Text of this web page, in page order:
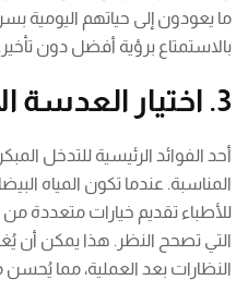
ما يعودون إلى حياتهم اليومية
بالاستمتاع برؤية أفضل دون تأخير.
3. اختيار العدسة الأنسب
أحد الفوائد الرئيسية للتدخل
المناسبة. عندما تكون المياه
للأطباء تقديم خيارات متعددة
التي تصحح النظر. هذا يمكن أن
النظارات بعد العملية، مما